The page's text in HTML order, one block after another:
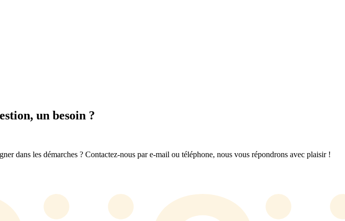
un besoin ?
dans les démarches ? Contactez-nous par e-mail ou téléphone, nous vous répondrons avec plaisir !